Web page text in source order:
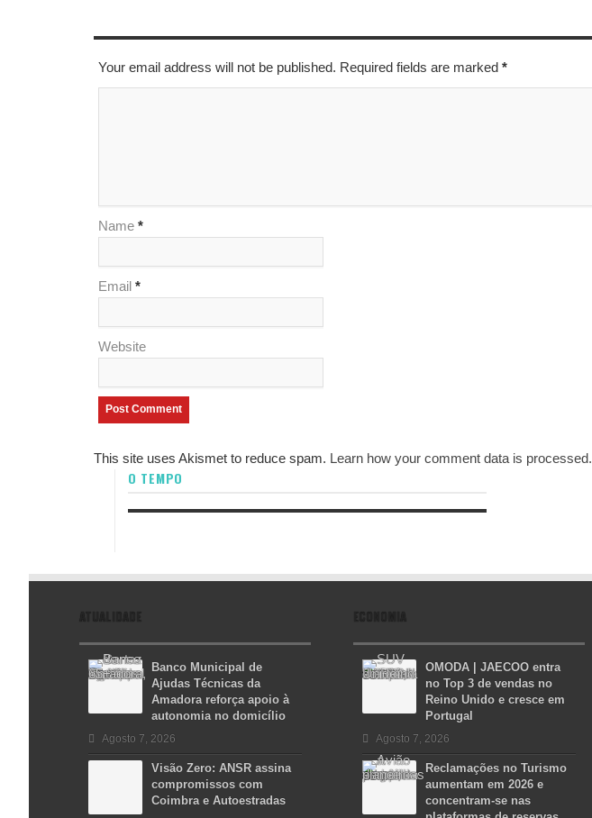
Your email address will not be published. Required fields are marked *
Name *
Email *
Website
This site uses Akismet to reduce spam. Learn how your comment data is processed.
O TEMPO
ATUALIDADE
Banco Municipal de
Ajudas Técnicas da
Amadora reforça apoio à
autonomia no domicílio
Agosto 7, 2026
Visão Zero: ANSR assina
compromissos com
Coimbra e Autoestradas
ECONOMIA
OMODA | JAECOO entra
no Top 3 de vendas no
Reino Unido e cresce em
Portugal
Agosto 7, 2026
Reclamações no Turismo
aumentam em 2026 e
concentram-se nas